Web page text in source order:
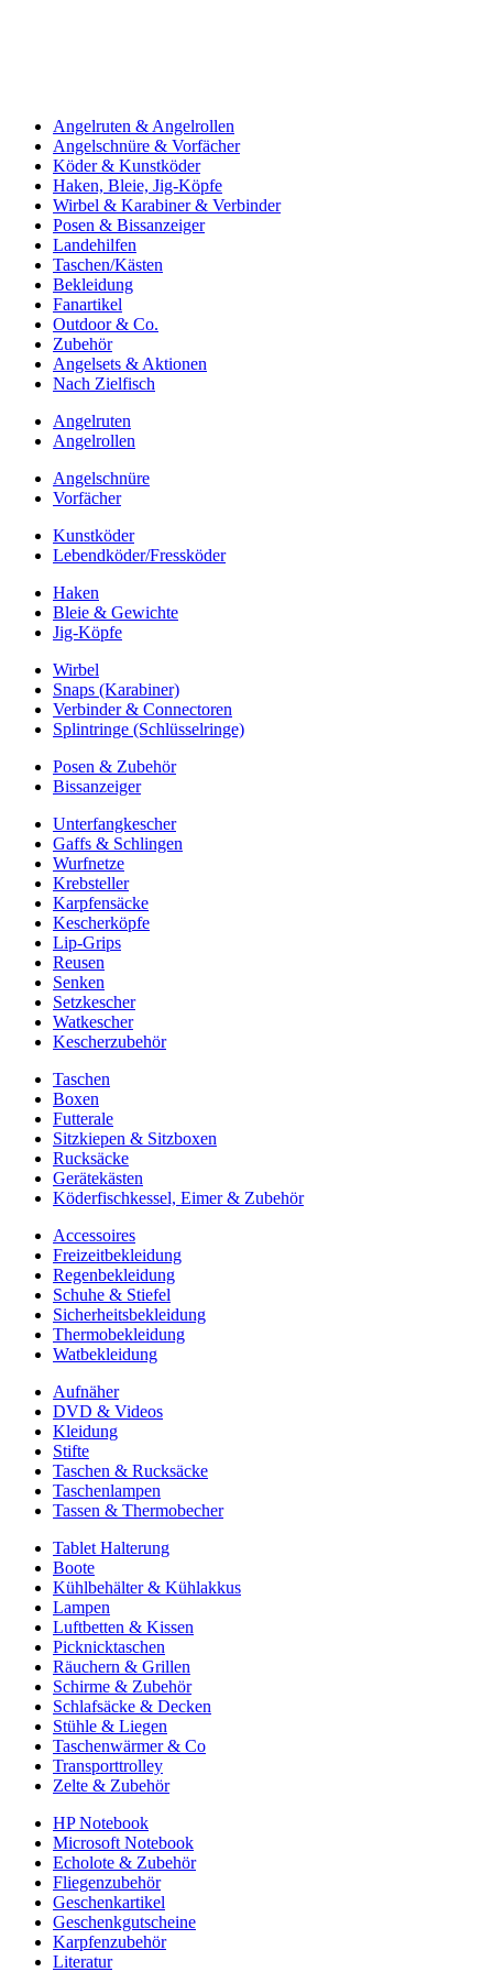
Angelruten & Angelrollen
Angelschnüre & Vorfächer
Köder & Kunstköder
Haken, Bleie, Jig-Köpfe
Wirbel & Karabiner & Verbinder
Posen & Bissanzeiger
Landehilfen
Taschen/Kästen
Bekleidung
Fanartikel
Outdoor & Co.
Zubehör
Angelsets & Aktionen
Nach Zielfisch
Angelruten
Angelrollen
Angelschnüre
Vorfächer
Kunstköder
Lebendköder/Fressköder
Haken
Bleie & Gewichte
Jig-Köpfe
Wirbel
Snaps (Karabiner)
Verbinder & Connectoren
Splintringe (Schlüsselringe)
Posen & Zubehör
Bissanzeiger
Unterfangkescher
Gaffs & Schlingen
Wurfnetze
Krebsteller
Karpfensäcke
Kescherköpfe
Lip-Grips
Reusen
Senken
Setzkescher
Watkescher
Kescherzubehör
Taschen
Boxen
Futterale
Sitzkiepen & Sitzboxen
Rucksäcke
Gerätekästen
Köderfischkessel, Eimer & Zubehör
Accessoires
Freizeitbekleidung
Regenbekleidung
Schuhe & Stiefel
Sicherheitsbekleidung
Thermobekleidung
Watbekleidung
Aufnäher
DVD & Videos
Kleidung
Stifte
Taschen & Rucksäcke
Taschenlampen
Tassen & Thermobecher
Tablet Halterung
Boote
Kühlbehälter & Kühlakkus
Lampen
Luftbetten & Kissen
Picknicktaschen
Räuchern & Grillen
Schirme & Zubehör
Schlafsäcke & Decken
Stühle & Liegen
Taschenwärmer & Co
Transporttrolley
Zelte & Zubehör
HP Notebook
Microsoft Notebook
Echolote & Zubehör
Fliegenzubehör
Geschenkartikel
Geschenkgutscheine
Karpfenzubehör
Literatur